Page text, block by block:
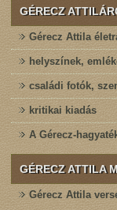
GÉRECZ
Gérecz Attila
helyszínek,
családi fotók,
kritikai kiadás
A Gérecz-
GÉRECZ ATTILA
Gérecz Attila